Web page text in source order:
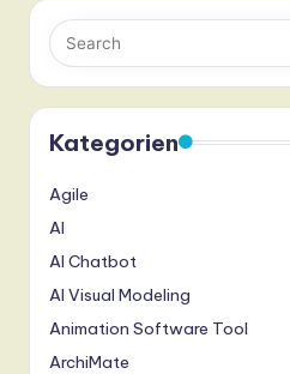
Kategorien
Agile
AI
AI Chatbot
AI Visual Modeling
Animation Software Tool
ArchiMate